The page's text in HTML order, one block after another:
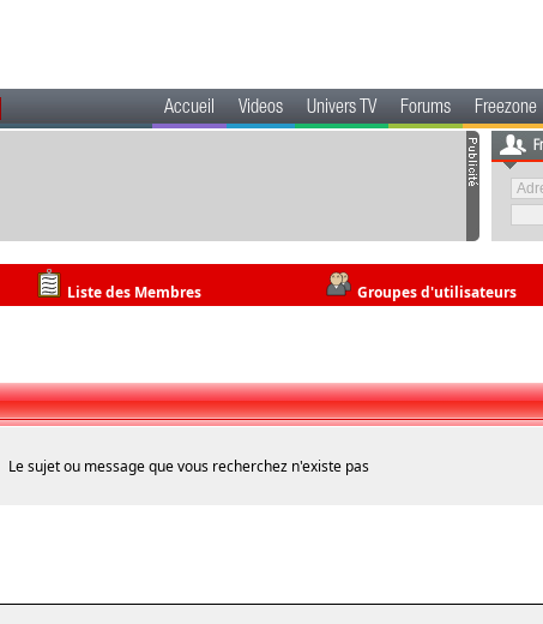
Accueil Videos Univers TV Forums Freezone
Liste des Membres Groupes d'utilisateurs
Le sujet ou message que vous recherchez n'existe pas